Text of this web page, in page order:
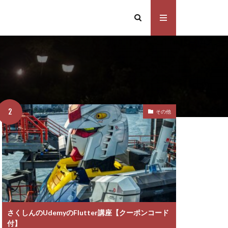
その他
さくしんのUdemyのFlutter講座【クーポンコード
付】